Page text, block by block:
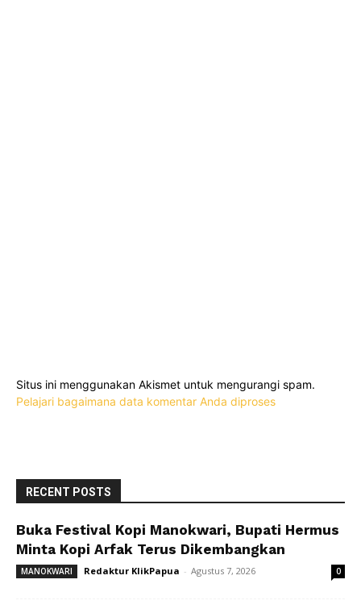
Situs ini menggunakan Akismet untuk mengurangi spam.
Pelajari bagaimana data komentar Anda diproses
RECENT POSTS
Buka Festival Kopi Manokwari, Bupati Hermus
Minta Kopi Arfak Terus Dikembangkan
MANOKWARI Redaktur KlikPapua - Agustus 7, 2026 0